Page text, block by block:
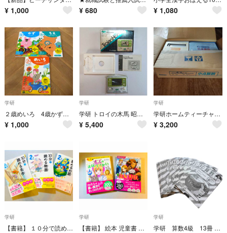
¥ 1,000 ¥ 680 ¥ 1,080
学研
２歳めいろ 4歳かず 4歳ちえ 学研 知育教材 七田式 公文 くもん 教材
¥ 1,000
学研
学研 トロイの木馬 昭和レトロ当時物 箱 取説付き 本体美品 【液晶難あり品】
¥ 5,400
学研
学研ホームティーチャー 小4算数未使用品。
¥ 3,200
学研
【書籍】 １０分で読める 名作 物語 お話 ２年生 3冊セット
学研
【書籍】 絵本 児童書 オズのまほうつかい 美女と野獣 2冊セット
学研
学研 算数4級 13冊 小学校6年生